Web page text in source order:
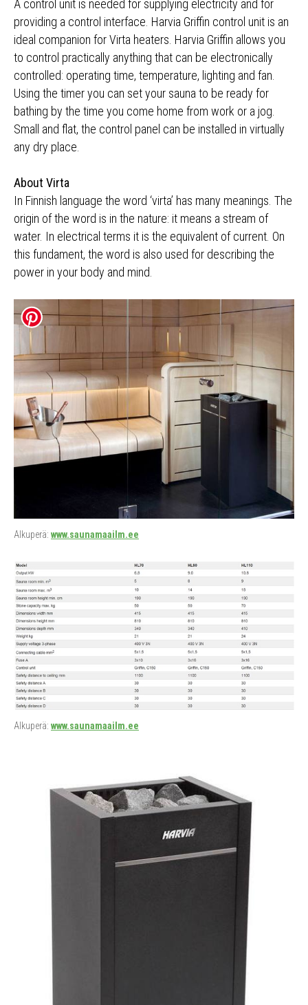
A control unit is needed for supplying electricity and for
providing a control interface. Harvia Griffin control unit is an
ideal companion for Virta heaters. Harvia Griffin allows you
to control practically anything that can be electronically
controlled: operating time, temperature, lighting and fan.
Using the timer you can set your sauna to be ready for
bathing by the time you come home from work or a jog.
Small and flat, the control panel can be installed in virtually
any dry place.
About Virta
In Finnish language the word ‘virta’ has many meanings. The
origin of the word is in the nature: it means a stream of
water. In electrical terms it is the equivalent of current. On
this fundament, the word is also used for describing the
power in your body and mind.
Alkuperä: www.saunamaailm.ee
Alkuperä: www.saunamaailm.ee